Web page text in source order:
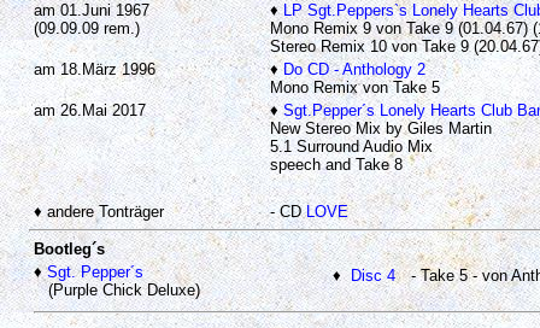
am 01.Juni 1967
(09.09.09 rem.)
♦LP Sgt.Peppers`s Lonely Hearts
Mono Remix 9 von Take 9 (01.04.67)
Stereo Remix 10 von Take 9
am 18.März 1996
♦Do CD - Anthology 2
Mono Remix von Take 5
am 26.Mai 2017
♦Sgt.Pepper´s Lonely Hearts Club
New Stereo Mix by Giles Martin
5.1 Surround Audio Mix
speech and Take 8
♦ andere Tonträger - CDLOVE
Bootleg´s
♦Sgt. Pepper´s
(Purple Chick Deluxe)
♦Disc 4 - Take 5 - von